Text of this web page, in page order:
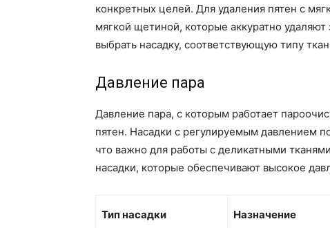
конкретных целей. Для удаления пятен с
мягкой щетиной, которые аккуратно
выбрать насадку, соответствующую типу
Давление пара
Давление пара, с которым работает
пятен. Насадки с регулируемым давлением
что важно для работы с деликатными
насадки, которые обеспечивают высокое
Тип насадки Назначение